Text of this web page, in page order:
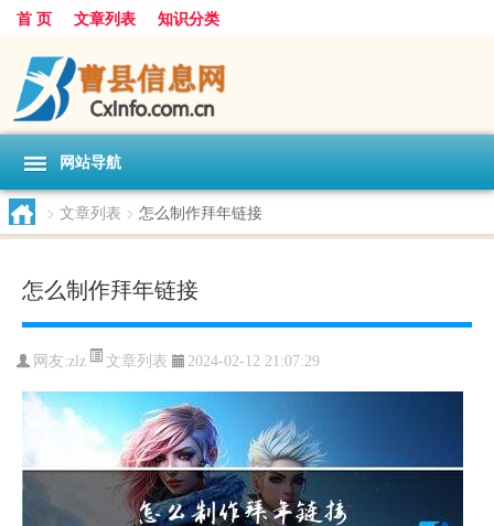
首 页 文章列表 知识分类
网站导航
> 文章列表 > 怎么制作拜年链接
怎么制作拜年链接
网友:zlz 文章列表 2024-02-12 21:07:29